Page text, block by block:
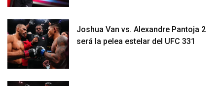
Joshua Van vs. Alexandre Pantoja 2
será la pelea estelar del UFC 331